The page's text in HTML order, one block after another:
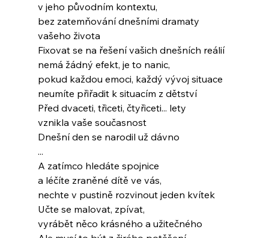
v jeho původním kontextu,
bez zatemňování dnešními dramaty
vašeho života
Fixovat se na řešení vašich dnešních reálií
nemá žádný efekt, je to nanic,
pokud každou emoci, každý vývoj situace
neumíte přiřadit k situacím z dětství
Před dvaceti, třiceti, čtyřiceti... lety
vznikla vaše současnost
Dnešní den se narodil už dávno
...
A zatímco hledáte spojnice
a léčíte zraněné dítě ve vás,
nechte v pustině rozvinout jeden kvítek
Učte se malovat, zpívat,
vyrábět něco krásného a užitečného